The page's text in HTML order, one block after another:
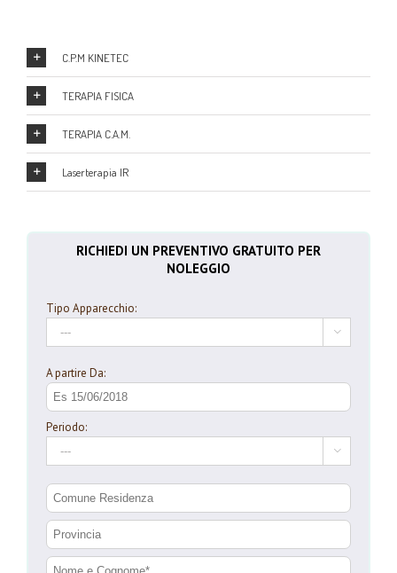
C.P.M KINETEC
TERAPIA FISICA
TERAPIA C.A.M.
Laserterapia IR
RICHIEDI UN PREVENTIVO GRATUITO PER
NOLEGGIO
Tipo Apparecchio:

A partire Da:
Periodo:
